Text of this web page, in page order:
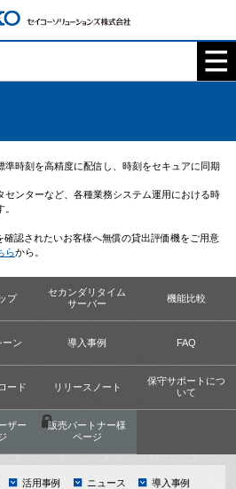
準時刻を高精度に配信し、時刻をセキュアに同期
センターなど、各種業務システム運用における時
認されたいお客様へ無償の貸出評価機をご用意
らから。
プ
セカンダリタイム
サーバー
機能比較
ーン 導入事例 FAQ
ード リリースノート
保守サポートにつ
いて
ザー
販売パートナー様
ページ
活用事例 ニュース 導入事例